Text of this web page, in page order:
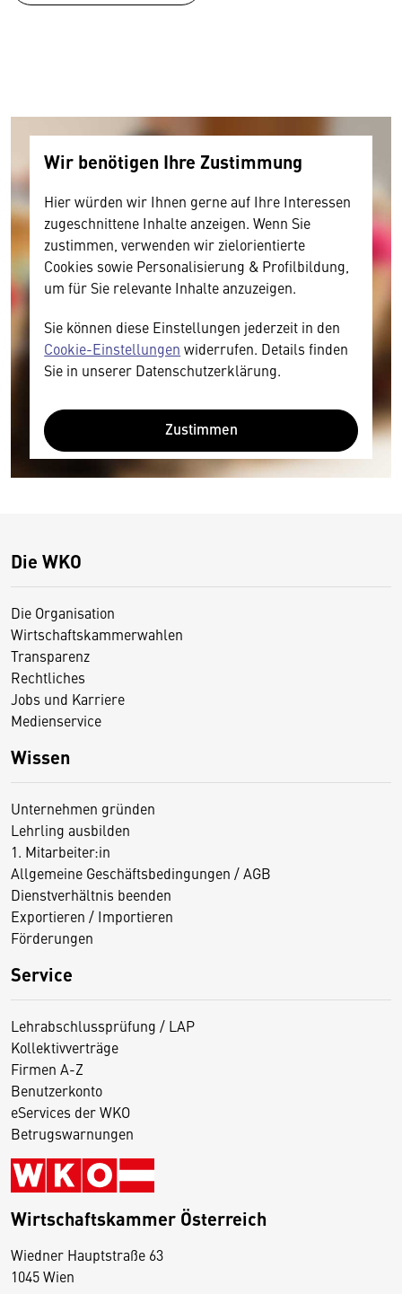
Wir benötigen Ihre Zustimmung
Hier würden wir Ihnen gerne auf Ihre Interessen
zugeschnittene Inhalte anzeigen. Wenn Sie
zustimmen, verwenden wir zielorientierte
Cookies sowie Personalisierung & Profilbildung,
um für Sie relevante Inhalte anzuzeigen.
Sie können diese Einstellungen jederzeit in den
Cookie-Einstellungen widerrufen. Details finden
Sie in unserer Datenschutzerklärung.
Zustimmen
Die WKO
Die Organisation
Wirtschaftskammerwahlen
Transparenz
Rechtliches
Jobs und Karriere
Medienservice
Wissen
Unternehmen gründen
Lehrling ausbilden
1. Mitarbeiter:in
Allgemeine Geschäftsbedingungen / AGB
Dienstverhältnis beenden
Exportieren / Importieren
Förderungen
Service
Lehrabschlussprüfung / LAP
Kollektivverträge
Firmen A-Z
Benutzerkonto
eServices der WKO
Betrugswarnungen
Wirtschaftskammer Österreich
Wiedner Hauptstraße 63
1045 Wien
D